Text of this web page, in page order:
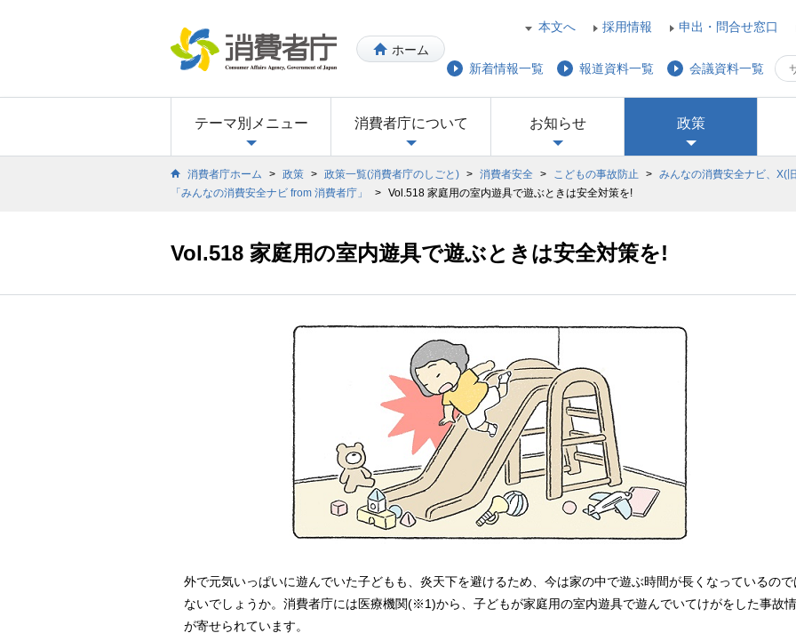
ホーム
本文へ 採用情報 申出・問合せ窓口
新着情報一覧 報道資料一覧 会議資料一覧
テーマ別メニュー 消費者庁について お知らせ 政策
消費者庁ホーム > 政策 > 政策一覧(消費者庁のしごと) > 消費者安全 > こどもの事故防止 > みんなの消費安全ナビ、X(
「みんなの消費安全ナビ from 消費者庁」
> Vol.518 家庭用の室内遊具で遊ぶときは安全対策を!
Vol.518 家庭用の室内遊具で遊ぶときは安全対策を!
外で元気いっぱいに遊んでいた子どもも、炎天下を避けるため、今は家の中で遊ぶ時間が長くなっているので
ないでしょうか。消費者庁には医療機関(※1)から、子どもが家庭用の室内遊具で遊んでいてけがをした事故
が寄せられています。